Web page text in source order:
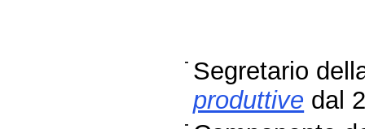
Segretario
produttive dal